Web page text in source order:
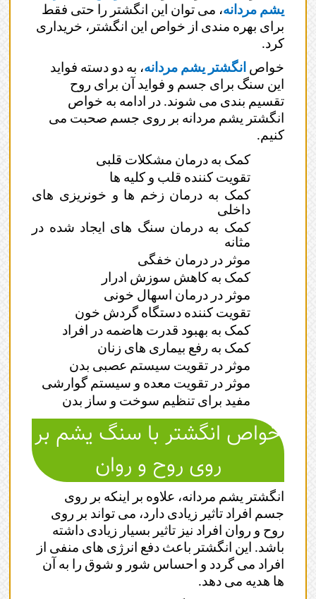
یشم مردانه، می توان این انگشتر را حتی فقط
برای بهره مندی از خواص این انگشتر، خریداری
کرد.
خواصانگشتر یشم مردانه، به دو دسته فواید
این سنگ برای جسم و فواید آن برای روح
تقسیم بندی می شوند. در ادامه به خواص
انگشتر یشم مردانه بر روی جسم صحبت می
کنیم.
کمک به درمان مشکلات قلبی
تقویت کننده قلب و کلیه ها
کمک به درمان زخم ها و خونریزی های
داخلی
کمک به درمان سنگ های ایجاد شده در
مثانه
موثر در درمان خفگی
کمک به کاهش سوزش ادرار
موثر در درمان اسهال خونی
تقویت کننده دستگاه گردش خون
کمک به بهبود قدرت هاضمه در افراد
کمک به رفع بیماری های زنان
موثر در تقویت سیستم عصبی بدن
موثر در تقویت معده و سیستم گوارشی
مفید برای تنظیم سوخت و ساز بدن
خواص انگشتر با سنگ یشم بر
روی روح و روان
انگشتر یشم مردانه، علاوه بر اینکه بر روی
جسم افراد تاثیر زیادی دارد، می تواند بر روی
روح و روان افراد نیز تاثیر بسیار زیادی داشته
باشد. این انگشتر باعث دفع انرژی های منفی از
افراد می گردد و احساس شور و شوق را به آن
ها هدیه می دهد.